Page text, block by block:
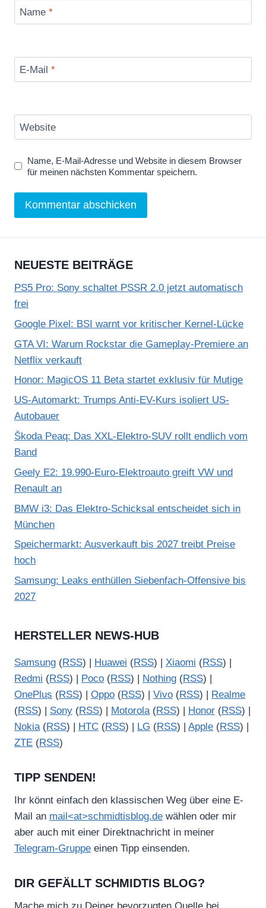
Name *
E-Mail *
Website
Name, E-Mail-Adresse und Website in diesem Browser
für meinen nächsten Kommentar speichern.
NEUESTE BEITRÄGE
PS5 Pro: Sony schaltet PSSR 2.0 jetzt automatisch
frei
Google Pixel: BSI warnt vor kritischer Kernel-Lücke
GTA VI: Warum Rockstar die Gameplay-Premiere an
Netflix verkauft
Honor: MagicOS 11 Beta startet exklusiv für Mutige
US-Automarkt: Trumps Anti-EV-Kurs isoliert US-
Autobauer
Škoda Peaq: Das XXL-Elektro-SUV rollt endlich vom
Band
Geely E2: 19.990-Euro-Elektroauto greift VW und
Renault an
BMW i3: Das Elektro-Schicksal entscheidet sich in
München
Speichermarkt: Ausverkauft bis 2027 treibt Preise
hoch
Samsung: Leaks enthüllen Siebenfach-Offensive bis
2027
HERSTELLER NEWS-HUB
Samsung (RSS) | Huawei (RSS) | Xiaomi (RSS) |
Redmi (RSS) | Poco (RSS) | Nothing (RSS) |
OnePlus (RSS) | Oppo (RSS) | Vivo (RSS) | Realme
(RSS) | Sony (RSS) | Motorola(RSS) | Honor (RSS) |
Nokia(RSS) | HTC (RSS) | LG (RSS) | Apple (RSS) |
ZTE (RSS)
TIPP SENDEN!
Ihr könnt einfach den klassischen Weg über eine E-
Mail an mail<at>schmidtisblog.de wählen oder mir
aber auch mit einer Direktnachricht in meiner
Telegram-Gruppe einen Tipp einsenden.
DIR GEFÄLLT SCHMIDTIS BLOG?